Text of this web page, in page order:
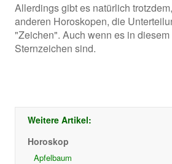
Allerdings gibt es natürlich
anderen Horoskopen, die
"Zeichen". Auch wenn es in
Sternzeichen sind.
Weitere Artikel:
Horoskop
Apfelbaum